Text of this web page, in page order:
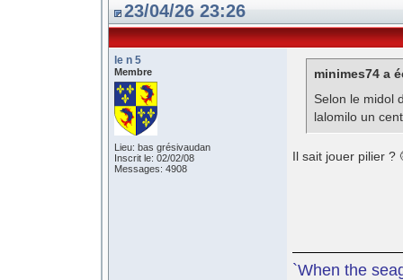
23/04/26 23:26
le n 5
Membre
Lieu: bas grésivaudan
Inscrit le: 02/02/08
Messages: 4908
minimes74 a
Selon le midol
lalomilo un
Il sait jouer pilier ?
`When the